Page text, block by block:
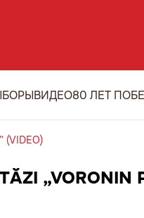
ВИДЕО80 ЛЕТ
(VIDEO)
„VORONIN